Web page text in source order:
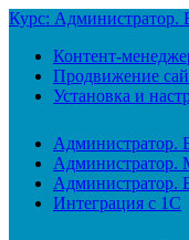
Курс: Администратор.
Контент-
Продвижение
Установка и
Администратор.
Администратор.
Администратор.
Интеграция с 1С